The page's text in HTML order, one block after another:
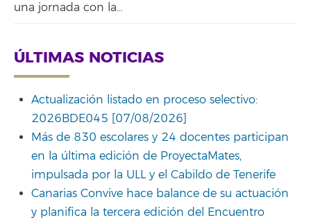
una jornada con la...
ÚLTIMAS NOTICIAS
Actualización listado en proceso selectivo:
2026BDE045 [07/08/2026]
Más de 830 escolares y 24 docentes participan
en la última edición de ProyectaMates,
impulsada por la ULL y el Cabildo de Tenerife
Canarias Convive hace balance de su actuación
y planifica la tercera edición del Encuentro